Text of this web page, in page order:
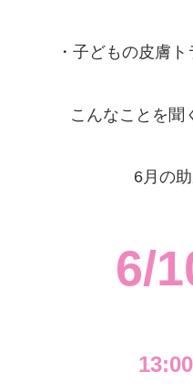
・子どもの皮膚ト
こんなことを聞
6月の
6/